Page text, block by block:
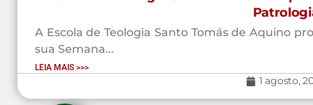
A Escola de Teologia Santo Tomás de Aquino
sua Semana...
LEIA MAIS >>>
1 agosto,